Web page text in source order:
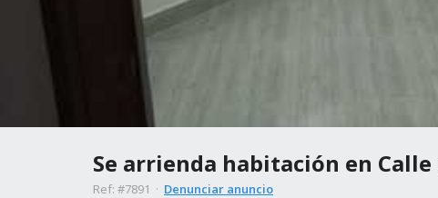
Se arrienda habitación en
Ref: #7891 · Denunciar anuncio